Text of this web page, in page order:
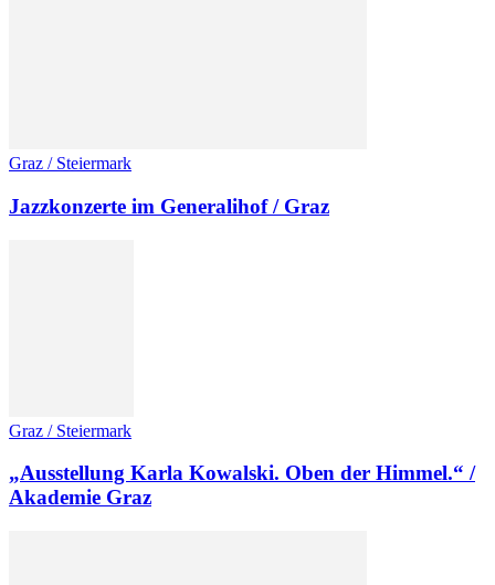
Graz / Steiermark
Jazzkonzerte im Generalihof / Graz
Graz / Steiermark
„Ausstellung Karla Kowalski. Oben der Himmel.“ /
Akademie Graz